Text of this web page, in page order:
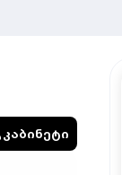
კაბინეტი